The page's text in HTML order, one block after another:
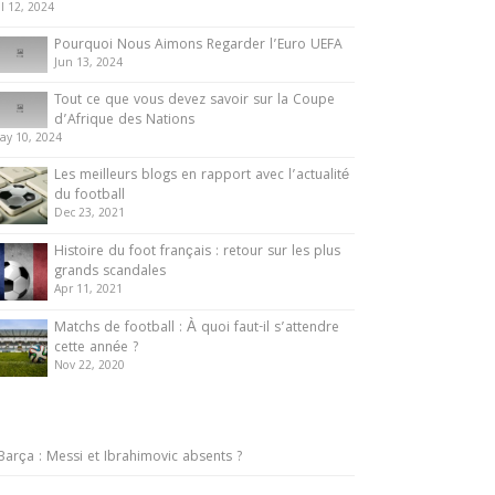
12, 2024
Pourquoi Nous Aimons Regarder l’Euro UEFA
Jun 13, 2024
Tout ce que vous devez savoir sur la Coupe
d’Afrique des Nations
10, 2024
Les meilleurs blogs en rapport avec l’actualité
du football
Dec 23, 2021
Histoire du foot français : retour sur les plus
grands scandales
Apr 11, 2021
Matchs de football : À quoi faut-il s’attendre
cette année ?
Nov 22, 2020
: Messi et Ibrahimovic absents ?